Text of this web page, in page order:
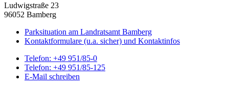
Ludwigstraße 23
96052 Bamberg
Parksituation am Landratsamt Bamberg
Kontaktformulare (u.a. sicher) und Kontaktinfos
Telefon: +49 951/85-0
Telefon: +49 951/85-125
E-Mail schreiben